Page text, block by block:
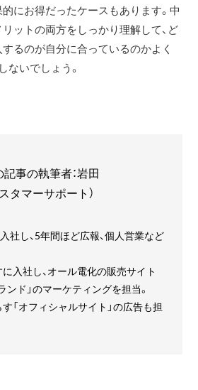
にお得だったケースもあります。中
ットの両方をしっかり理解して、ど
るのが自分に合っているのかよく
ないでしょう。
記事の執筆者：岩田
スタマーサポート）
社し、5年間ほど広報、個人営業など
入社し、オール電化の販売サイト
ンド」のマーケティングを担当。
「オフィシャルサイト」の広告も担